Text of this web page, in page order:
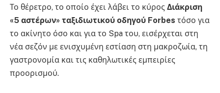
Το θέρετρο, το οποίο έχει λάβει το κύρος Διάκριση
«5 αστέρων» ταξιδιωτικού οδηγού Forbes τόσο για
το ακίνητο όσο και για το Spa του, εισέρχεται στη
νέα σεζόν με ενισχυμένη εστίαση στη μακροζωία, τη
γαστρονομία και τις καθηλωτικές εμπειρίες
προορισμού.